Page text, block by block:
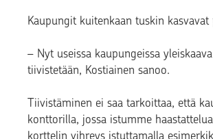
Kaupungit kuitenkaan tuskin
– Nyt useissa kaupungeissa
tiivistetään, Kostiainen sanoo.
Tiivistäminen ei saa tarkoittaa, että
konttorilla, jossa istumme
korttelin vihreys istuttamalla